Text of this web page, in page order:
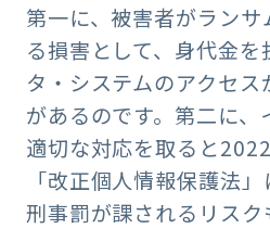
第一に、被害者がラン
る損害として、身代金
タ・システムのアクセ
があるのです。第二に
適切な対応を取ると
「改正個人情報保護法
刑事罰が課されるリスク